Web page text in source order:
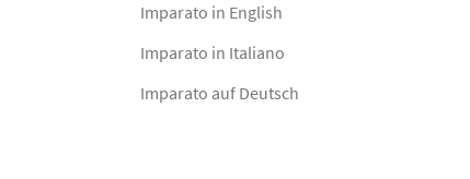
Imparato in English
Imparato in Italiano
Imparato auf Deutsch